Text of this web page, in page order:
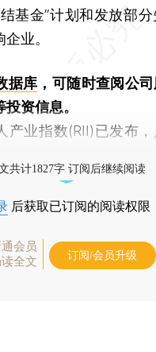
基金”计划和发放部
业。
据库 ，可随时查阅公司
资信息。
业指数(RII)已发布，
共计1827字 订阅后继续阅读
后获取已订阅的阅读权限
会员
全文
订阅/会员升级